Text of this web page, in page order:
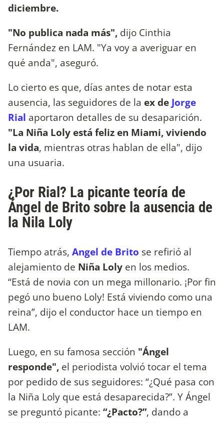
diciembre.
"No publica nada más", dijo Cinthia
Fernández en LAM. "Ya voy a averiguar en
qué anda", aseguró.
Lo cierto es que, días antes de notar esta
ausencia, las seguidores de la ex de Jorge
Rial aportaron detalles de su desaparición.
"La Niña Loly está feliz en Miami, viviendo
la vida, mientras otras hablan de ella", dijo
una usuaria.
¿Por Rial? La picante teoría de
Ángel de Brito sobre la ausencia de
la Nila Loly
Tiempo atrás, Angel de Brito se refirió al
alejamiento de Niña Loly en los medios.
“Está de novia con un mega millonario. ¡Por fin
pegó uno bueno Loly! Está viviendo como una
reina”, dijo el conductor hace un tiempo en
LAM.
Luego, en su famosa sección "Ángel
responde", el periodista volvió tocar el tema
por pedido de sus seguidores: “¿Qué pasa con
la Niña Loly que está desaparecida?”. Y Ángel
se preguntó picante: “¿Pacto?”, dando a